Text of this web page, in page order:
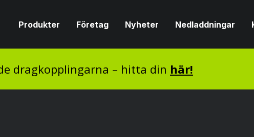
Produkter Företag Nyheter Nedladdningar
dragkopplingarna – hitta din här!